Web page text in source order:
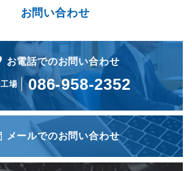
お問い合わせ
お電話でのお問い合わせ
場 086-958-2352
メールでのお問い合わせ